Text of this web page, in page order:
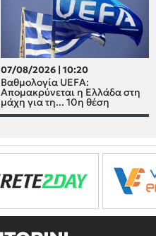
07/08/2026 | 10:20
Βαθμολογία UEFA:
Απομακρύνεται η Ελλάδα στη
μάχη για τη... 10η θέση